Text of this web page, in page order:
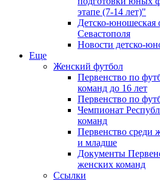
этапе (7-14 лет)"
Детско-юношеская
Севастополя
Новости детско-
Еще
Женский футбол
Первенство по
команд до 16 лет
Первенство по
Чемпионат
команд
Первенство среди
и младше
Документы
женских команд
Ссылки